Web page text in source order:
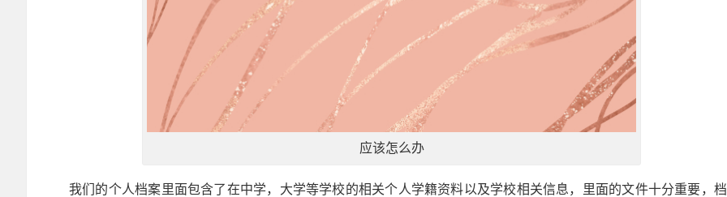
应该怎么办
我们的个人档案里面包含了在中学，大学等学校的相关个人学籍资料以及学校相关信息，里面的文件十分重要，